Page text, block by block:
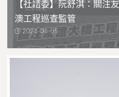
【社諮委】阮舒淇：關注
澳工程巡查監管
2026-08-05